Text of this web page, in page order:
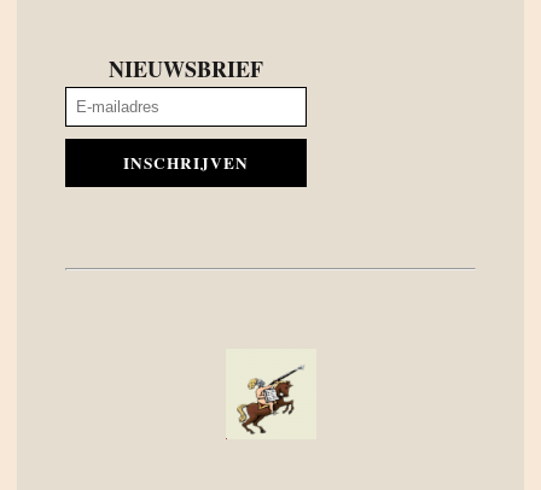
NIEUWSBRIEF
INSCHRIJVEN